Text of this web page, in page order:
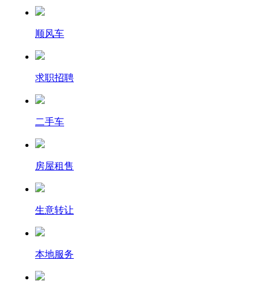
顺风车
求职招聘
二手车
房屋租售
生意转让
本地服务